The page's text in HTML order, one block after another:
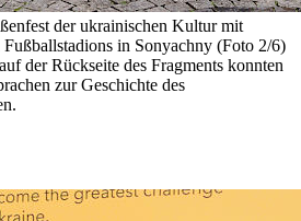
der ukrainischen Kultur mit
Fußballstadions in Sonyachny (Foto 2/6)
der Rückseite des Fragments konnten
zur Geschichte des